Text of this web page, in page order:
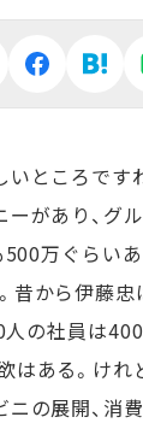
ところです
があり、グ
万ぐらい
昔から伊藤忠
人の社員は
はある。けれ
の展開、消